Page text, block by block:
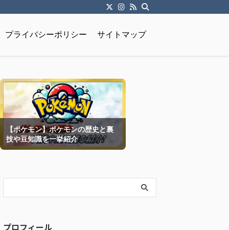
プライバシーポリシー サイトマップ
【ポケモン】ポケモンの歴史と裏
技や豆知識を一挙紹介
プロフィール